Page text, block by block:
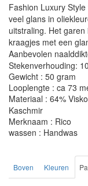
Fashion Luxury
veel glans in
uitstraling. Het
kraagjes met een
Aanbevolen
Stekenverhouding:
Gewicht : 50 gram
Looplengte : ca 73
Materiaal : 64%
Kaschmir
Merknaam : Rico
wassen : Handwas
Boven Kleuren